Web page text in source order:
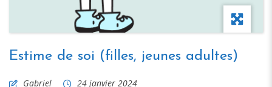
Estime de soi (filles, jeunes adultes)
Gabriel
24 janvier 2024